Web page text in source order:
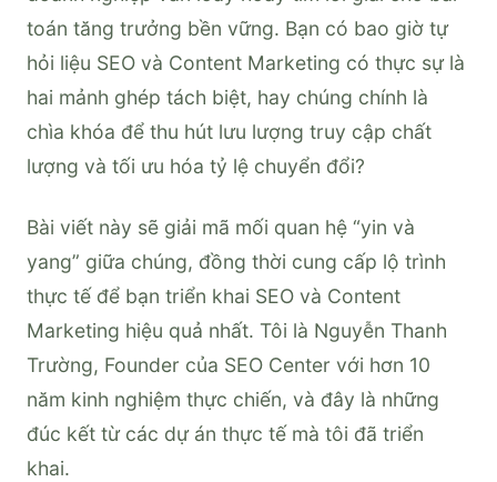
toán tăng trưởng bền vững. Bạn có bao giờ tự
hỏi liệu SEO và Content Marketing có thực sự là
hai mảnh ghép tách biệt, hay chúng chính là
chìa khóa để thu hút lưu lượng truy cập chất
lượng và tối ưu hóa tỷ lệ chuyển đổi?
Bài viết này sẽ giải mã mối quan hệ “yin và
yang” giữa chúng, đồng thời cung cấp lộ trình
thực tế để bạn triển khai SEO và Content
Marketing hiệu quả nhất. Tôi là Nguyễn Thanh
Trường, Founder của SEO Center với hơn 10
năm kinh nghiệm thực chiến, và đây là những
đúc kết từ các dự án thực tế mà tôi đã triển
khai.